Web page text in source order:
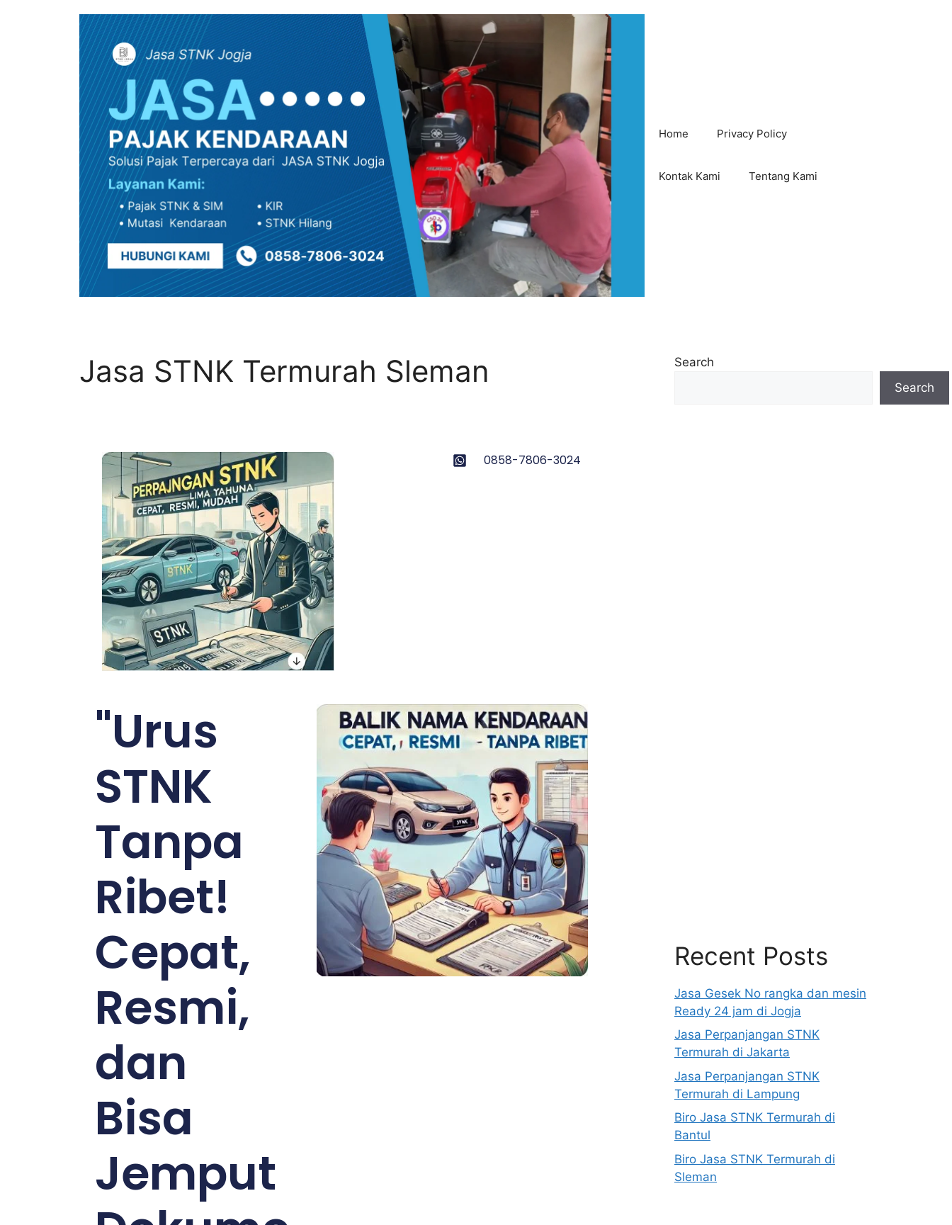
Home Privacy Policy
Kontak Kami Tentang Kami
Jasa STNK Termurah Sleman
0858-7806-3024
"Urus
STNK
Tanpa
Ribet!
Cepat,
Resmi,
dan
Bisa
Jemput
Search
Search
Recent Posts
Jasa Gesek No rangka dan mesin
Ready 24 jam di Jogja
Jasa Perpanjangan STNK
Termurah di Jakarta
Jasa Perpanjangan STNK
Termurah di Lampung
Biro Jasa STNK Termurah di
Bantul
Biro Jasa STNK Termurah di
Sleman